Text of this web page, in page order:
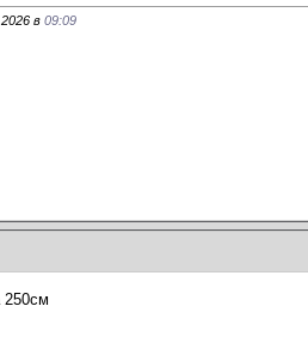
в 09:09
250см